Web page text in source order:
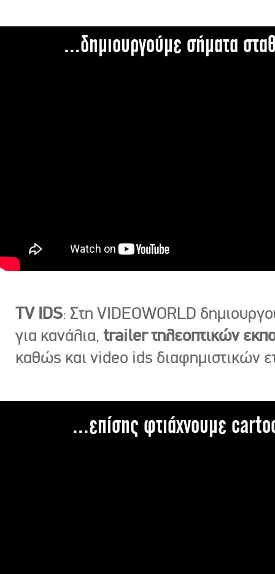
...δημιουργούμε σήματα
TV IDS: Στη VIDEOWORLD
για κανάλια, trailer τηλεοπτικών
καθώς και video ids διαφημιστικών
...επίσης φτιάχνουμε